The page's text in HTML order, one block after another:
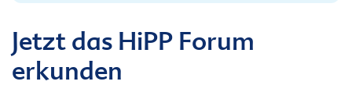
Jetzt das HiPP Forum
erkunden